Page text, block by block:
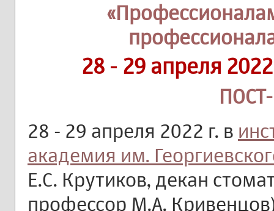
28 - 29 апреля
28 - 29 апреля 2022 г. в
академия им.
Е.С. Крутиков, декан
профессор М.А.